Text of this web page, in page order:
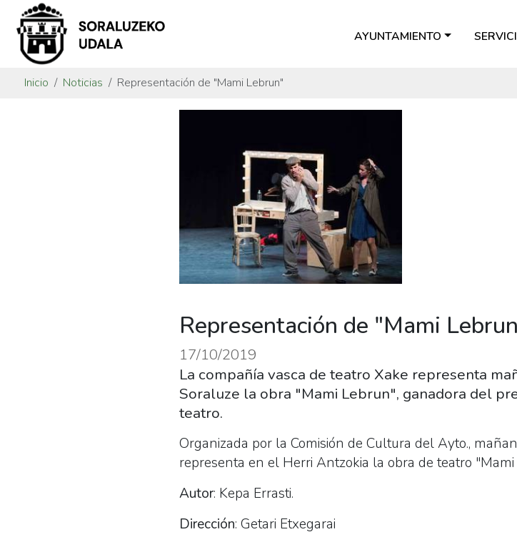
AYUNTAMIENTO
Inicio Noticias Representación de "Mami Lebrun"
Representación de "Mami
17/10/2019
La compañía vasca de teatro Xake representa
Soraluze la obra "Mami Lebrun", ganadora del
teatro.
Organizada por la Comisión de Cultura del Ayto.,
representa en el Herri Antzokia la obra de teatro
Autor: Kepa Errasti.
Dirección: Getari Etxegarai